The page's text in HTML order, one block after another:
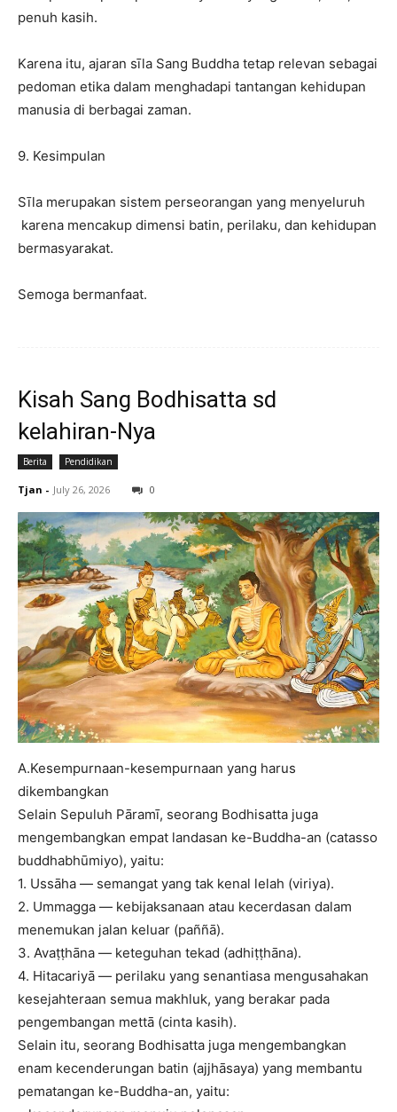
penuh kasih.
Karena itu, ajaran sīla Sang Buddha tetap relevan sebagai
pedoman etika dalam menghadapi tantangan kehidupan
manusia di berbagai zaman.
9. Kesimpulan
Sīla merupakan sistem perseorangan yang menyeluruh
karena mencakup dimensi batin, perilaku, dan kehidupan
bermasyarakat.
Semoga bermanfaat.
Kisah Sang Bodhisatta sd
kelahiran-Nya
Berita Pendidikan
Tjan - July 26, 2026 0
A.Kesempurnaan-kesempurnaan yang harus
dikembangkan
Selain Sepuluh Pāramī, seorang Bodhisatta juga
mengembangkan empat landasan ke-Buddha-an (catasso
buddhabhūmiyo), yaitu:
1. Ussāha — semangat yang tak kenal lelah (viriya).
2. Ummagga — kebijaksanaan atau kecerdasan dalam
menemukan jalan keluar (paññā).
3. Avaṭṭhāna — keteguhan tekad (adhiṭṭhāna).
4. Hitacariyā — perilaku yang senantiasa mengusahakan
kesejahteraan semua makhluk, yang berakar pada
pengembangan mettā (cinta kasih).
Selain itu, seorang Bodhisatta juga mengembangkan
enam kecenderungan batin (ajjhāsaya) yang membantu
pematangan ke-Buddha-an, yaitu: